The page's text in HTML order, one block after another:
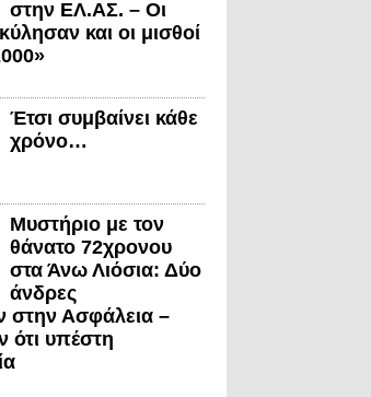
στην ΕΛ.ΑΣ. – Οι
και οι μισθοί
Έτσι συμβαίνει κάθε
χρόνο…
Μυστήριο με τον
θάνατο 72χρονου
στα Άνω Λιόσια: Δύο
άνδρες
στην Ασφάλεια –
ότι υπέστη